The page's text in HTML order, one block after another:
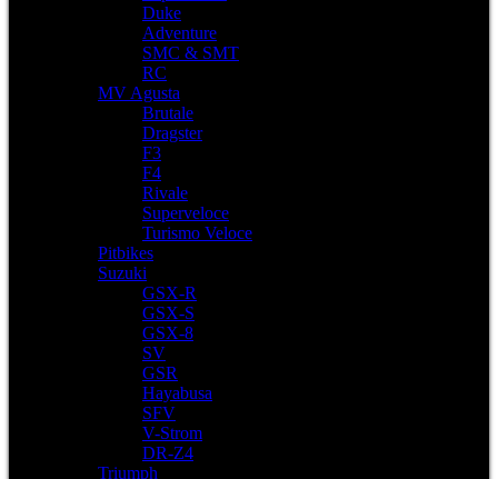
Duke
Adventure
SMC & SMT
RC
MV Agusta
Brutale
Dragster
F3
F4
Rivale
Superveloce
Turismo Veloce
Pitbikes
Suzuki
GSX-R
GSX-S
GSX-8
SV
GSR
Hayabusa
SFV
V-Strom
DR-Z4
Triumph